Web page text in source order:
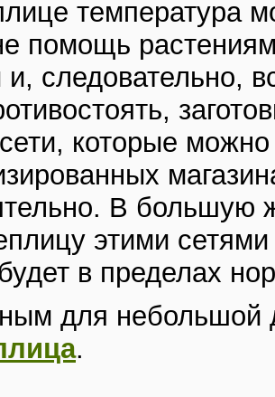
температура
помощь
и, следовательно,
которые можно
В большую
этими
в пределах
для небольшой
.